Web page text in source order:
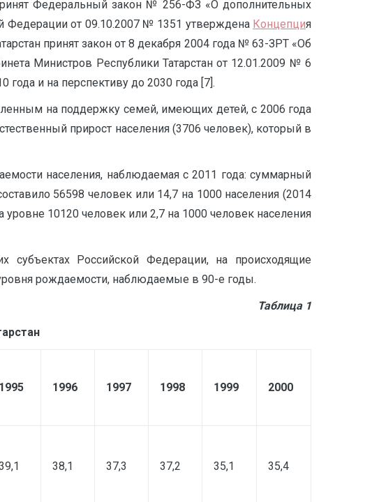
Федеральный закон № 256-ФЗ «О дополнительных
Федерации от 09.10.2007 № 1351 утверждена Концепция
принят закон от 8 декабря 2004 года № 63-ЗРТ «Об
Министров Республики Татарстан от 12.01.2009 № 6
и на перспективу до 2030 года [7].
на поддержку семей, имеющих детей, с 2006 года
прирост населения (3706 человек), который в
населения, наблюдаемая с 2011 года: суммарный
56598 человек или 14,7 на 1000 населения (2014
уровне 10120 человек или 2,7 на 1000 человек населения
Российской Федерации, на происходящие
рождаемости, наблюдаемые в 90-е годы.
Таблица 1
1995 1996 1997 1998 1999 2000
38,1 37,3 37,2 35,1 35,4